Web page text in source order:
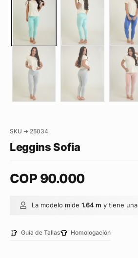
SKU ➜ 25034
Leggins Sofia
COP90.000
La modelo mide 1.64 m y tiene una
Guía de Tallas Homologación